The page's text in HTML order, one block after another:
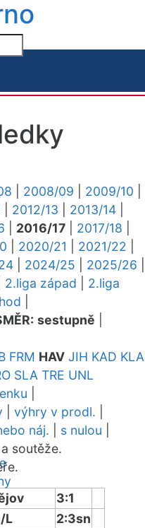
2008/09 2009/10
2012/13 2013/14
2016/17 2017/18
2020/21 2021/22
2024/25 2025/26
2.liga západ
2.liga
sestupně
FRM HAV JIH KAD KLA
SLA TRE UNL
výhry v prodl.
náj. s nulou
soutěže.
3:1
L
2:3sn